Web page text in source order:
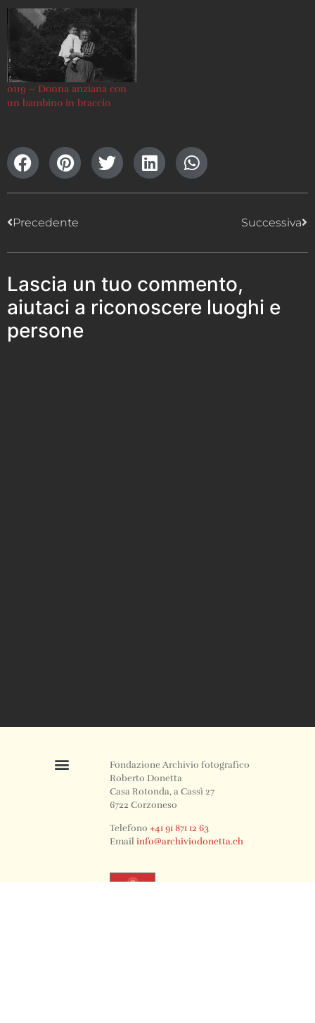
0119 – Donna anziana con
un bambino in braccio
Precedente Successiva
Lascia un tuo commento,
aiutaci a riconoscere luoghi e
persone
Fondazione Archivio fotografico
Roberto Donetta
Casa Rotonda, a Cassì 27
6722 Corzoneso
Telefono+41 91 871 12 63
Emailinfo@archiviodonetta.ch
0